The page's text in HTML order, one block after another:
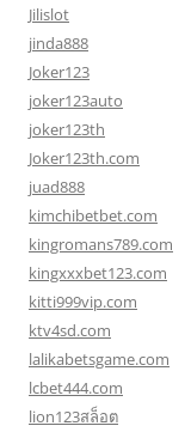
Jilislot
jinda888
Joker123
joker123auto
joker123th
Joker123th.com
juad888
kimchibetbet.com
kingromans789.com
kingxxxbet123.com
kitti999vip.com
ktv4sd.com
lalikabetsgame.com
lcbet444.com
lion123สล็อต